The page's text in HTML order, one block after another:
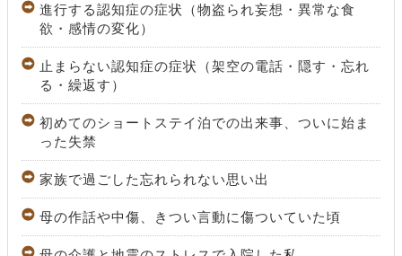
進行する認知症の症状（物盗られ妄想・異常な食
欲・感情の変化）
止まらない認知症の症状（架空の電話・隠す・忘れ
る・繰返す）
初めてのショートステイ泊での出来事、ついに始ま
った失禁
家族で過ごした忘れられない思い出
母の作話や中傷、きつい言動に傷ついていた頃